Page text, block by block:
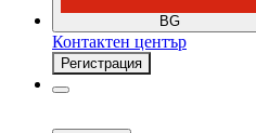
BG
Контактен център
Регистрация